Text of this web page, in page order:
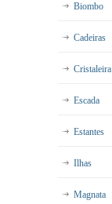
Biombo
Cadeiras
Cristaleira
Escada
Estantes
Ilhas
Magnata